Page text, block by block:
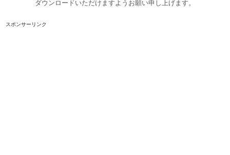
ダウンロードいただけますようお願い申し上げます。
スポンサーリンク